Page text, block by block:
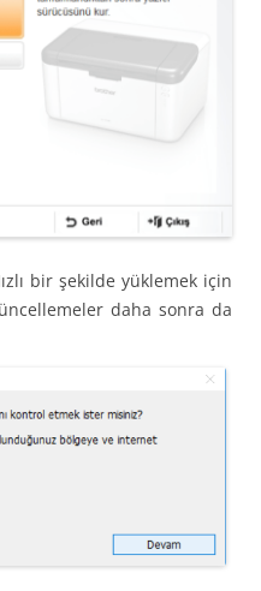
bir şekilde yüklemek için
daha sonra da